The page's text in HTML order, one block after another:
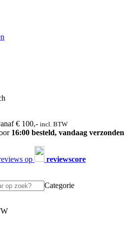
€ 100,- incl. BTW
16:00 besteld, vandaag verzonden
op reviewscore
Categorie